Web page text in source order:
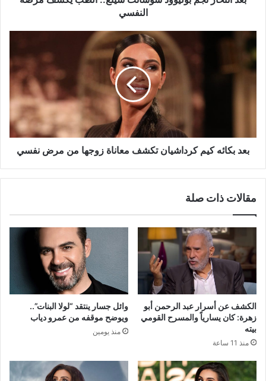
النفسي
بعد
بكائه
كيم
كرداشيان
تكشف
مرض
نفسي
بعد بكائه كيم كرداشيان تكشف معاناة زوجها من مرض نفسي
مقالات ذات صلة
الكشف عن أسرار عبد الرحمن أبو
زهرة: كان يسارياً والمسرح القومي
بيته
منذ 11 ساعة
وائل جسار ينتقد “لولا البنات”..
ويوضح موقفه من عمرو دياب
منذ يومين